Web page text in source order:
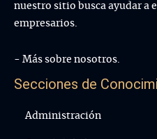
nuestro sitio busca ayudar a
empresarios.
- Más sobre nosotros.
Secciones de
Administración